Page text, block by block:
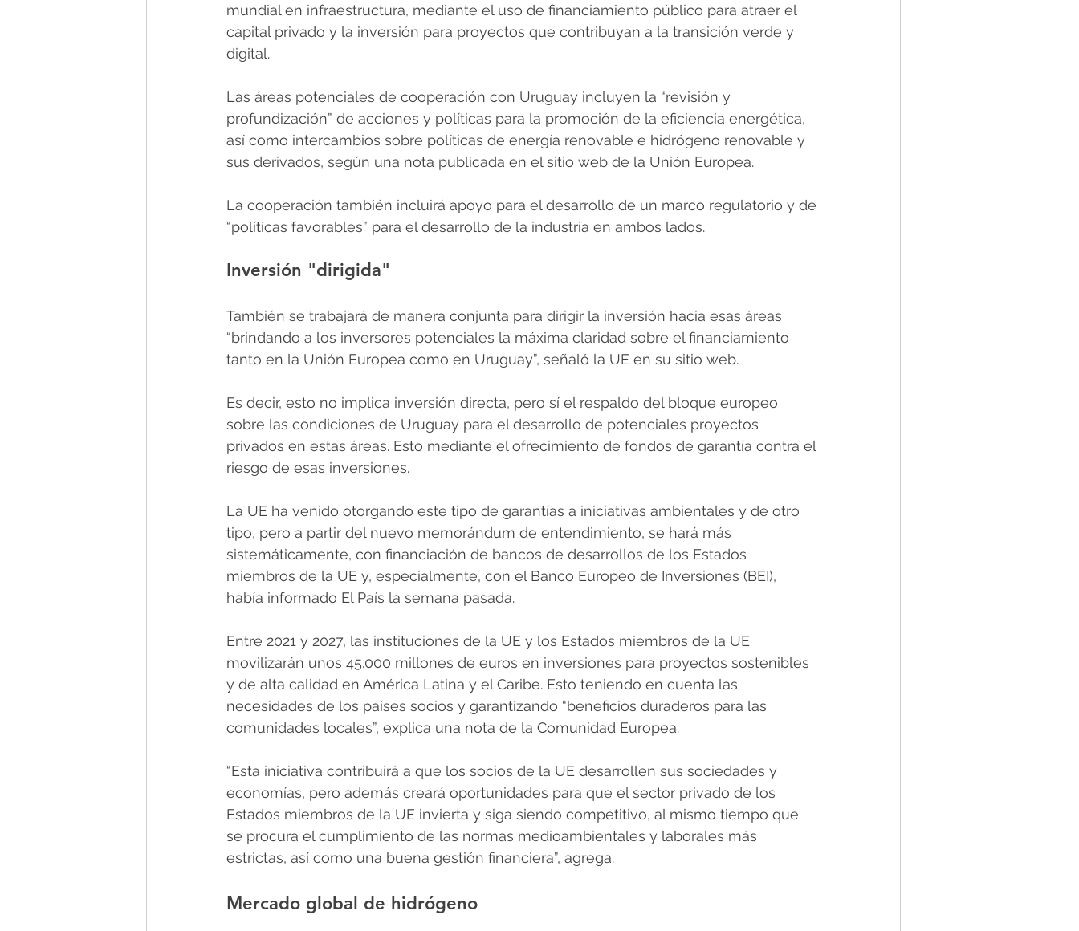
mundial en infraestructura, mediante el uso de financiamiento público para atraer el
capital privado y la inversión para proyectos que contribuyan a la transición verde y
digital.
Las áreas potenciales de cooperación con Uruguay incluyen la “revisión y
profundización” de acciones y políticas para la promoción de la eficiencia energética,
así como intercambios sobre políticas de energía renovable e hidrógeno renovable y
sus derivados, según una nota publicada en el sitio web de la Unión Europea.
La cooperación también incluirá apoyo para el desarrollo de un marco regulatorio y de
“políticas favorables” para el desarrollo de la industria en ambos lados.
Inversión "dirigida"
También se trabajará de manera conjunta para dirigir la inversión hacia esas áreas
“brindando a los inversores potenciales la máxima claridad sobre el financiamiento
tanto en la Unión Europea como en Uruguay”, señaló la UE en su sitio web.
Es decir, esto no implica inversión directa, pero sí el respaldo del bloque europeo
sobre las condiciones de Uruguay para el desarrollo de potenciales proyectos
privados en estas áreas. Esto mediante el ofrecimiento de fondos de garantía contra el
riesgo de esas inversiones.
La UE ha venido otorgando este tipo de garantías a iniciativas ambientales y de otro
tipo, pero a partir del nuevo memorándum de entendimiento, se hará más
sistemáticamente, con financiación de bancos de desarrollos de los Estados
miembros de la UE y, especialmente, con el Banco Europeo de Inversiones (BEI),
había informado El País la semana pasada.
Entre 2021 y 2027, las instituciones de la UE y los Estados miembros de la UE
movilizarán unos 45.000 millones de euros en inversiones para proyectos sostenibles
y de alta calidad en América Latina y el Caribe. Esto teniendo en cuenta las
necesidades de los países socios y garantizando “beneficios duraderos para las
comunidades locales”, explica una nota de la Comunidad Europea.
“Esta iniciativa contribuirá a que los socios de la UE desarrollen sus sociedades y
economías, pero además creará oportunidades para que el sector privado de los
Estados miembros de la UE invierta y siga siendo competitivo, al mismo tiempo que
se procura el cumplimiento de las normas medioambientales y laborales más
estrictas, así como una buena gestión financiera”, agrega.
Mercado global de hidrógeno